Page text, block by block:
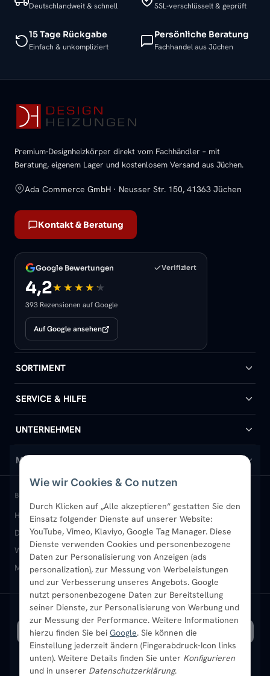
Wie wir Cookies & Co nutzen
Durch Klicken auf „Alle akzeptieren“ gestatten Sie den
Einsatz folgender Dienste auf unserer Website:
YouTube, Vimeo, Klaviyo, Google Tag Manager. Diese
Dienste verwenden Cookies und personenbezogene
Daten zur Personalisierung von Anzeigen (ads
personalization), zur Messung von Werbeleistungen
und zur Verbesserung unseres Angebots. Google
nutzt personenbezogene Daten zur Bereitstellung
seiner Dienste, zur Personalisierung von Werbung und
zur Messung der Performance. Weitere Informationen
hierzu finden Sie bei Google. Sie können die
Einstellung jederzeit ändern (Fingerabdruck-Icon links
unten). Weitere Details finden Sie unter Konfigurieren
und in unserer Datenschutzerklärung.
Deutschlandweit & schnell SSL-verschlüsselt & geprüft
15 Tage Rückgabe
Einfach & unkompliziert
Persönliche Beratung
Fachhandel aus Jüchen
Premium-Designheizkörper direkt vom Fachhändler – mit
Beratung, eigenem Lager und kostenlosem Versand aus Jüchen.
Ada Commerce GmbH · Neusser Str. 150, 41363 Jüchen
Kontakt & Beratung
Google Bewertungen Verifiziert
4,2
393 Rezensionen auf Google
Auf Google ansehen
SORTIMENT
Badheizkörper
Handtuchheizkörper
Design-Heizkörper
Paneelheizkörper
Vertikal-Heizkörper
Heizkörper-Zubehör
SERVICE & HILFE
Hilfe & Kontakt
Versand & Lieferung
Rückgabe & Widerruf
Garantie & Gewährleistung
Montageservice vor Ort
Sendung verfolgen
UNTERNEHMEN
Wir über uns
Standort & Abholung Jüchen
B2B-Kunden
Karriere
Ratgeber
Bestpreisgarantie
MEIN KONTO
Anmelden / Mein Konto
Merkliste
Newsletter
Aktuelle Angebote
BELIEBTE KATEGORIEN
Heizkörper kaufenBadheizkörperHandtuchheizkörper
Design-HeizkörperPaneelheizkörperVertikal-Heizkörper
Wandheizkörper Wohnraum-Heizkörper Badheizkörper Schwarz
Mischbetrieb-HeizkörperHeizkörper-ZubehörAktuelle Angebote
VERSAND MIT